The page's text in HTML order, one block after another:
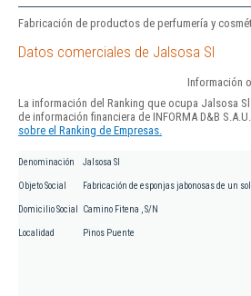
Fabricación de productos de perfumería y
Datos comerciales de Jalsosa Sl
Información
La información del Ranking que ocupa Jalsosa
de información financiera de INFORMA D&B
sobre el Ranking de Empresas.
Denominación Jalsosa Sl
Objeto Social Fabricación de esponjas jabonosas de un
Domicilio Social Camino Fitena , S/N
Localidad Pinos Puente